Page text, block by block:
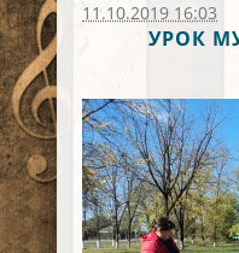
11.10.2019 16:03
УРОК